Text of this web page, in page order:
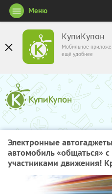
КупиКупон
Мобильное
ещё удобнее
Меню
Электронные
автомобиль «общаться»
участниками движения!